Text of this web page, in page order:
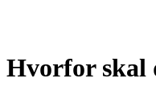
1
of
Hvorfor skal